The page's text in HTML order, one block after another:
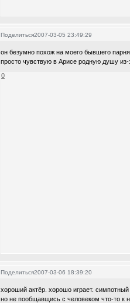
Поделиться2007-03-05 23:49:29
он безумно похож на моего бывшего
просто чувствую в Арисе родную душу из-
0
Поделиться2007-03-06 18:39:20
хороший актёр. хорошо играет. симпотный
но не пообщавщись с человеком что-то к